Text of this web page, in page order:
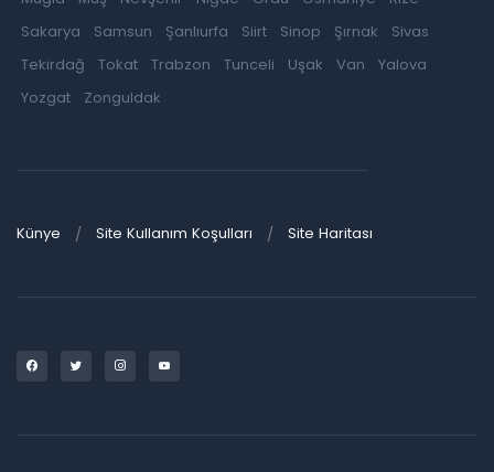
Sakarya
Samsun Şanlıurfa Siirt Sinop Şırnak
Sivas
Tekirdağ
Tokat Trabzon Tunceli Uşak Van
Yalova
Yozgat
Zonguldak
Künye Site Kullanım Koşulları Site Haritası